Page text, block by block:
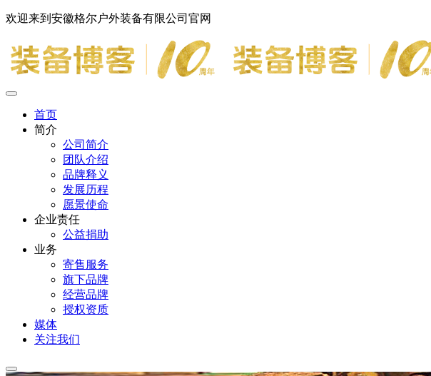
欢迎来到安徽格尔户外装备有限公司官网
首页
简介
公司简介
团队介绍
品牌释义
发展历程
愿景使命
企业责任
公益捐助
业务
寄售服务
旗下品牌
经营品牌
授权资质
媒体
关注我们